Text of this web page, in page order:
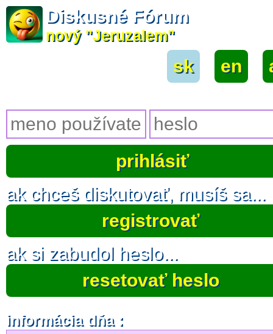
Diskusné Fórum
nový "Jeruzalem"
sk en
ak chceš diskutovať, musíš sa...
registrovať
ak si zabudol heslo...
resetovať heslo
informácia dňa :